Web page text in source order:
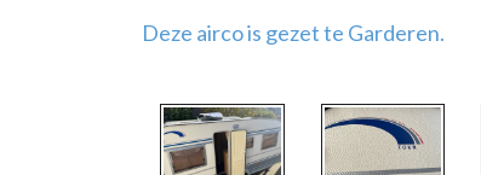
Deze airco is gezet te Garderen.